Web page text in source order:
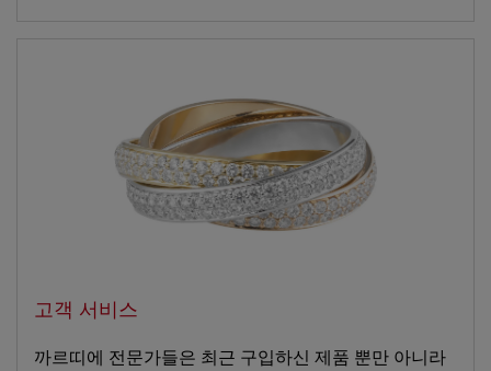
고객 서비스
까르띠에 전문가들은 최근 구입하신 제품 뿐만 아니라